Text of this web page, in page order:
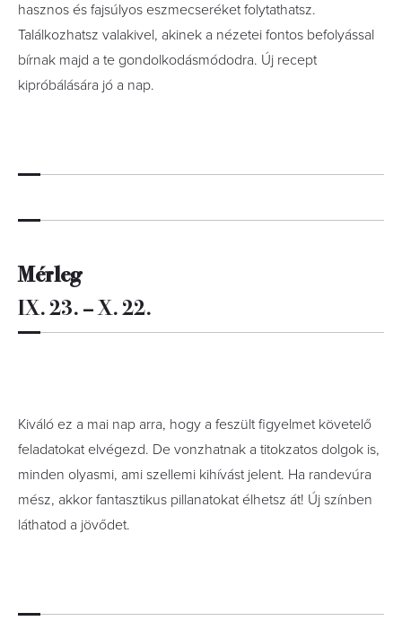
hasznos és fajsúlyos eszmecseréket folytathatsz.
Találkozhatsz valakivel, akinek a nézetei fontos befolyással
bírnak majd a te gondolkodásmódodra. Új recept
kipróbálására jó a nap.
Mérleg
IX. 23. – X. 22.
Kiváló ez a mai nap arra, hogy a feszült figyelmet követelő
feladatokat elvégezd. De vonzhatnak a titokzatos dolgok is,
minden olyasmi, ami szellemi kihívást jelent. Ha randevúra
mész, akkor fantasztikus pillanatokat élhetsz át! Új színben
láthatod a jövődet.